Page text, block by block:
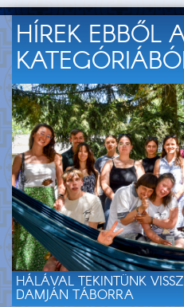
HÍREK EBBŐL
HÁLÁVAL TEKINTÜNK
DAMJÁN TÁBORRA